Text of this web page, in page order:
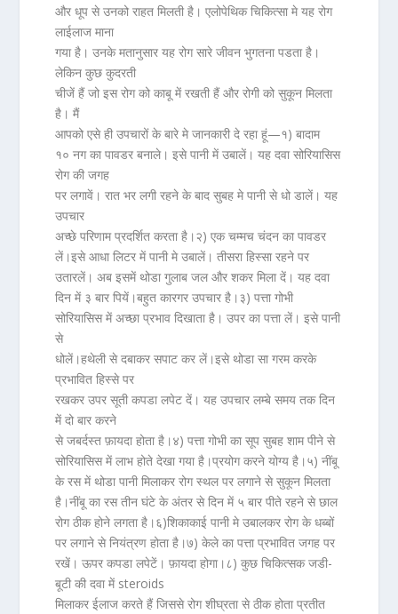
और धूप से उनको राहत मिलती है। एलोपेथिक चिकित्सा मे यह रोग
लाईलाज माना
गया है। उनके मतानुसार यह रोग सारे जीवन भुगतना पडता है।
लेकिन कुछ कुदरती
चीजें हैं जो इस रोग को काबू में रखती हैं और रोगी को सुकून मिलता
है। मैं
आपको एसे ही उपचारों के बारे मे जानकारी दे रहा हूं—१) बादाम
१० नग का पावडर बनाले। इसे पानी में उबालें। यह दवा सोरियासिस
रोग की जगह
पर लगावें। रात भर लगी रहने के बाद सुबह मे पानी से धो डालें। यह
उपचार
अच्छे परिणाम प्रदर्शित करता है। २)एक चम्मचचंदन का पावडर
लें।इसे आधा लिटर में पानी मे उबालें। तीसरा हिस्सा रहने पर
उतारलें। अब इसमें थोडागुलाब जल और शकर मिला दें। यह दवा
दिन में ३ बार पियें।बहुत कारगर उपचार है। ३) पत्ता गोभी
सोरियासिस में अच्छा प्रभाव दिखाता है। उपर का पत्ता लें। इसे पानी
से
धोलें।हथेली से दबाकर सपाट कर लें।इसे थोडा सा गरम करके
प्रभावित हिस्से पर
रखकर उपर सूती कपडा लपेट दें। यह उपचार लम्बे समय तक दिन
में दो बार करने
से जबर्दस्त फ़ायदा होता है। ४) पत्ता गोभी का सूप सुबह शाम पीने से
सोरियासिसमें लाभ होते देखा गया है।प्रयोग करने योग्य है। ५)नींबू
के रस में थोडा पानी मिलाकर रोग स्थल पर लगाने से सुकून मिलता
है।नींबू का रस तीन घंटे के अंतर से दिन में ५ बार पीते रहने से छाल
रोग ठीक होने लगता है। ६)शिकाकाई पानी मे उबालकर रोग के धब्बों
पर लगाने से नियंत्रण होता है।७) केले का पत्ता प्रभावित जगह पर
रखें। ऊपर कपडा लपेटें। फ़ायदा होगा। ८)कुछ चिकित्सक जडी-
बूटी की दवा में steroids
मिलाकर ईलाज करते हैं जिससे रोग शीघ्रता से ठीक होता प्रतीत